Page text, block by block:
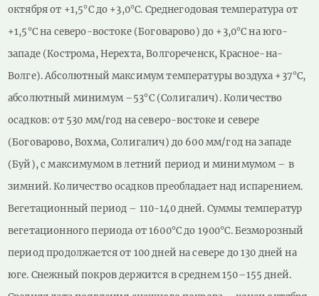
октября от +1,5°С до +3,0°С. Среднегодовая температура от
+1,5°С на северо-востоке (Боговарово) до +3,0°С на юго-
западе (Кострома, Нерехта, Волгореченск, Красное-на-
Волге). Абсолютный максимум температуры воздуха +37°С,
абсолютный минимум –53°С (Солигалич). Количество
осадков: от 530 мм/год на северо-востоке и севере
(Боговарово, Вохма, Солигалич) до 600 мм/год на западе
(Буй), с максимумом в летний период и минимумом – в
зимний. Количество осадков преобладает над испарением.
Вегетационный период – 110-140 дней. Суммы температур
вегетационного периода от 1600°С до 1900°С. Безморозный
период продолжается от 100 дней на севере до 130 дней на
юге. Снежный покров держится в среднем 150–155 дней.